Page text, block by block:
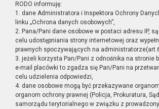
RODO informuję:
1. dane Administratora i Inspektora Ochrony
linku „Ochrona danych osobowych”,
2. Pana/Pani dane osobowe w postaci adresu IP,
celu udostępniania strony internetowej oraz
prawnych spoczywających na
3. jeżeli korzysta Pan/Pani z odnośnika na stronie
e-mail placówki to zgadza się Pan/Pani na
celu udzielenia odpowiedzi,
4. dane osobowe mogą być przekazywane
organom ochrony prawnej (Policja, Prokuratura,
samorządu terytorialnego w związku z